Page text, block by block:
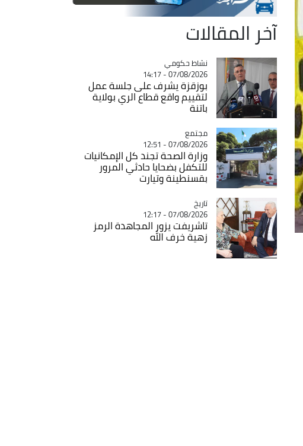
آخر المقالات
Catégorie
نشاط حكومي
07/08/2026 - 14:17
بوزقزة يشرف على جلسة عمل
لتقييم واقع قطاع الري بولاية
باتنة
Catégorie
مجتمع
07/08/2026 - 12:51
وزارة الصحة تجند كل الإمكانيات
للتكفل بضحايا حادثي المرور
بقسنطينة وتيارت
Catégorie
تاريخ
07/08/2026 - 12:17
تاشريفت يزور المجاهدة الرمز
زهية خرف الله